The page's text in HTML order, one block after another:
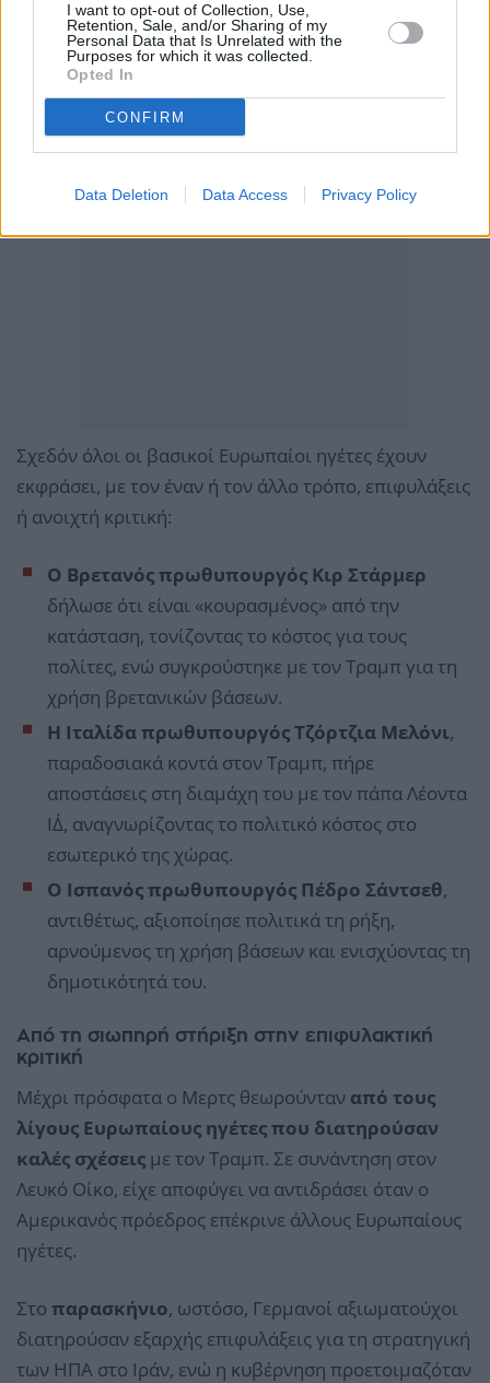
I want to opt-out of Collection, Use,
Retention, Sale, and/or Sharing of my
Personal Data that Is Unrelated with the
Purposes for which it was collected.
Opted In
CONFIRM
Data Deletion Data Access Privacy Policy
Σχεδόν όλοι οι βασικοί Ευρωπαίοι ηγέτες έχουν
εκφράσει, με τον έναν ή τον άλλο τρόπο, επιφυλάξεις
ή ανοιχτή κριτική:
Ο Βρετανός πρωθυπουργός Κιρ Στάρμερ
δήλωσε ότι είναι «κουρασμένος» από την
κατάσταση, τονίζοντας το κόστος για τους
πολίτες, ενώ συγκρούστηκε με τον Τραμπ για τη
χρήση βρετανικών βάσεων.
Η Ιταλίδα πρωθυπουργός Τζόρτζια Μελόνι,
παραδοσιακά κοντά στον Τραμπ, πήρε
αποστάσεις στη διαμάχη του με τον πάπα Λέοντα
ΙΔ΄, αναγνωρίζοντας το πολιτικό κόστος στο
εσωτερικό της χώρας.
Ο Ισπανός πρωθυπουργός Πέδρο Σάντσεθ,
αντιθέτως, αξιοποίησε πολιτικά τη ρήξη,
αρνούμενος τη χρήση βάσεων και ενισχύοντας τη
δημοτικότητά του.
Από τη σιωπηρή στήριξη στην επιφυλακτική
κριτική
Μέχρι πρόσφατα ο Μερτς θεωρούνταν από τους
λίγους Ευρωπαίους ηγέτες που διατηρούσαν
καλές σχέσεις με τον Τραμπ. Σε συνάντηση στον
Λευκό Οίκο, είχε αποφύγει να αντιδράσει όταν ο
Αμερικανός πρόεδρος επέκρινε άλλους Ευρωπαίους
ηγέτες.
Στο παρασκήνιο, ωστόσο, Γερμανοί αξιωματούχοι
διατηρούσαν εξαρχής επιφυλάξεις για τη στρατηγική
των ΗΠΑ στο Ιράν, ενώ η κυβέρνηση προετοιμαζόταν